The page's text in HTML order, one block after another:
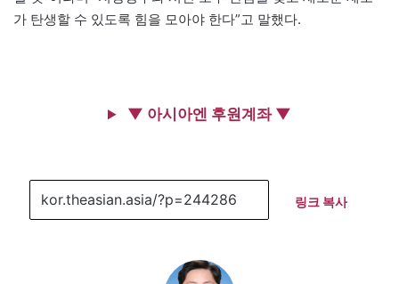
가 탄생할 수 있도록 힘을 모아야 한다”고 말했다.
▼ 아시아엔 후원계좌 ▼
링크 복사